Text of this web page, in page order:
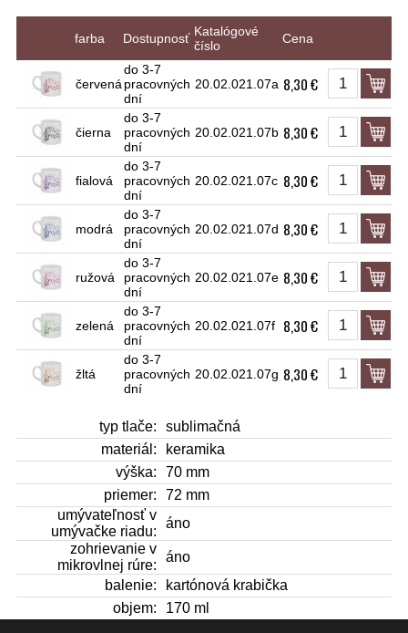
farba Dostupnosť Katalógové
číslo
Cena
červená
do 3-7
pracovných
dní
20.02.021.07a 8,30 €
čierna
do 3-7
pracovných
dní
20.02.021.07b 8,30 €
fialová
do 3-7
pracovných
dní
20.02.021.07c 8,30 €
modrá
do 3-7
pracovných
dní
20.02.021.07d 8,30 €
ružová
do 3-7
pracovných
dní
20.02.021.07e 8,30 €
zelená
do 3-7
pracovných
dní
20.02.021.07f 8,30 €
žltá
do 3-7
pracovných
dní
20.02.021.07g 8,30 €
typ tlače:
sublimačná
materiál:
keramika
výška:
70 mm
priemer:
72 mm
umývateľnosť v
umývačke riadu:
áno
zohrievanie v
mikrovlnej rúre:
áno
balenie:
kartónová krabička
objem:
170 ml